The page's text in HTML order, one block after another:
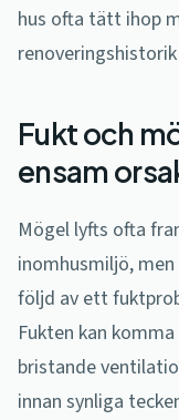
hus ofta tätt ihop
Fukt och
ensam
Mögel lyfts ofta
inomhusmiljö,
följd av ett
Fukten kan
bristande
innan synliga